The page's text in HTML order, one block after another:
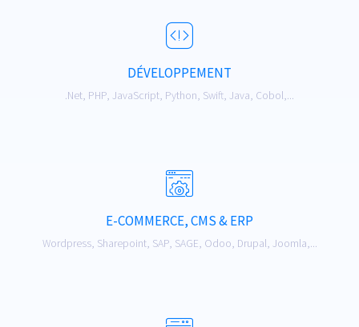
DÉVELOPPEMENT
.Net, PHP, JavaScript, Python, Swift, Java, Cobol,...
E-COMMERCE, CMS & ERP
Wordpress, Sharepoint, SAP, SAGE, Odoo, Drupal, Joomla,...